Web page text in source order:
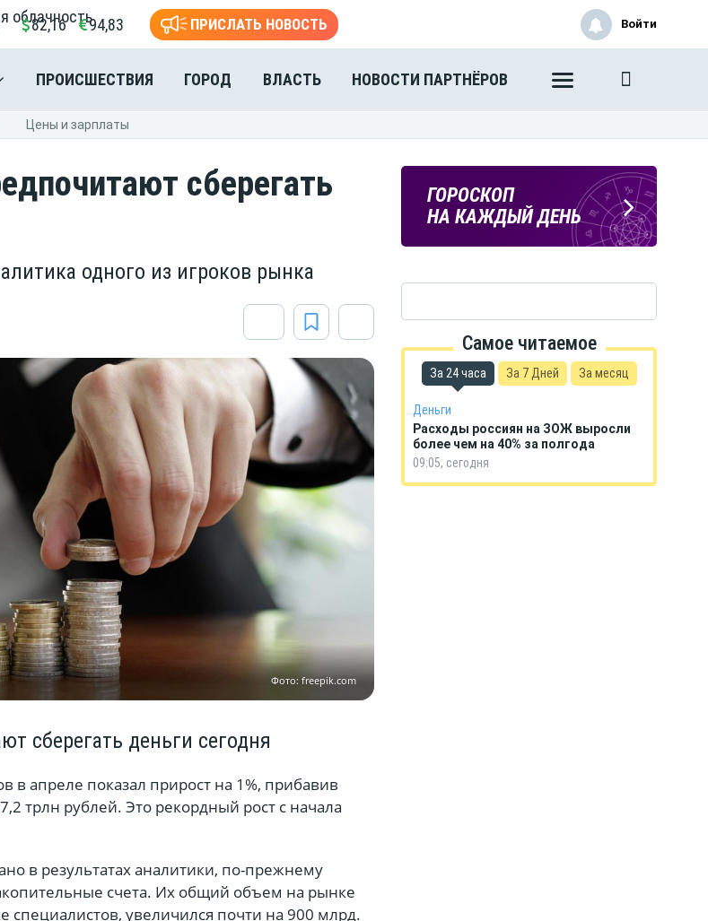
82,16 94,83 ПРИСЛАТЬ НОВОСТЬ
ПРОИСШЕСТВИЯ ГОРОД ВЛАСТЬ НОВОСТИ ПАРТНЁРОВ
Войти
Цены и зарплаты
сберегать
одного из игроков рынка
Фото: freepik.com
сберегать деньги сегодня
апреле показал прирост на 1%, прибавив
трлн рублей. Это рекордный рост с начала
в результатах аналитики, по-прежнему
счета. Их общий объем на рынке
увеличился почти на 900 млрд.
ПОГОДА
В ТАМБОВЕ
ГОРОСКОП
НА КАЖДЫЙ ДЕНЬ
Самое читаемое
За 24 часа За 7 Дней За месяц
Деньги
Расходы россиян на ЗОЖ выросли
более чем на 40% за полгода
09:05, сегодня